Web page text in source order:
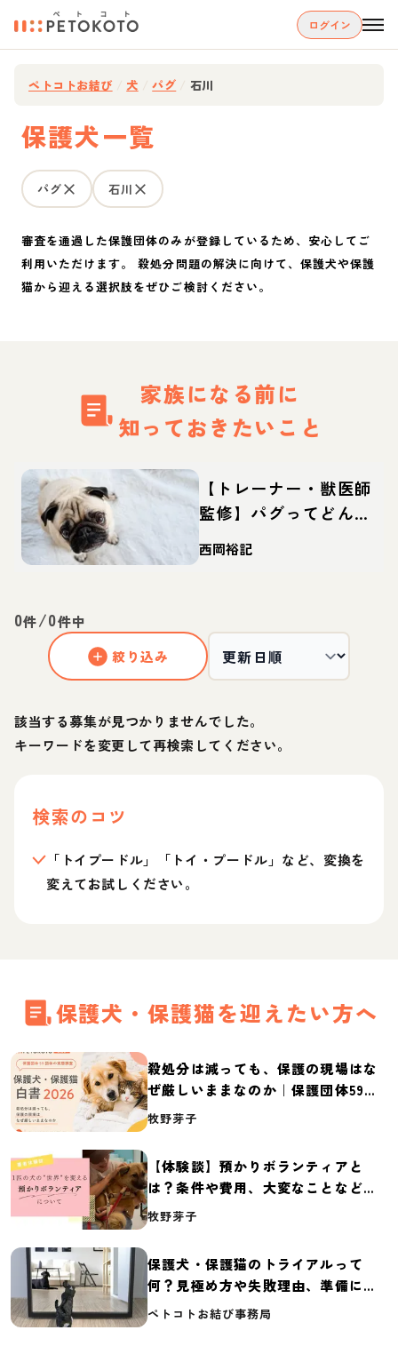
ログイン
ペトコトお結び 犬 パグ 石川
保護犬一覧
パグ 石川
審査を通過した保護団体のみが登録しているため、安心してご
利用いただけます。 殺処分問題の解決に向けて、保護犬や保護
猫から迎える選択肢をぜひご検討ください。
家族になる前に
知っておきたいこと
【トレーナー・獣医師
監修】パグってどんな
犬？性格・特徴・育て
方・迎え方
西岡裕記
0件/0件中
絞り込み
該当する募集が見つかりませんでした。
キーワードを変更して再検索してください。
検索のコツ
「トイプードル」「トイ・プードル」など、変換を
変えてお試しください。
保護犬・保護猫を迎えたい方へ
殺処分は減っても、保護の現場はな
ぜ厳しいままなのか｜保護団体59団
体の実態調査【保護犬・保護猫白書
牧野芽子
【体験談】預かりボランティアと
は？条件や費用、大変なことなど紹
介
牧野芽子
保護犬・保護猫のトライアルって
何？見極め方や失敗理由、準備に必
要なものを紹介
ペトコトお結び事務局